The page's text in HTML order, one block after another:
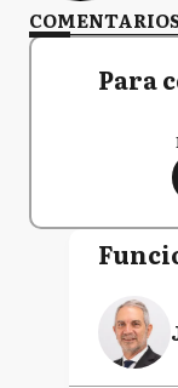
Para